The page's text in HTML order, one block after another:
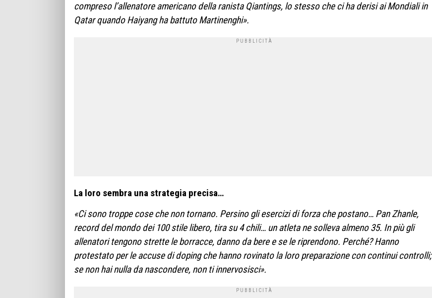
compreso l’allenatore americano della ranista Qiantings, lo stesso che ci ha derisi ai Mondiali in
Qatar quando Haiyang ha battuto Martinenghi».
La loro sembra una strategia precisa…
«Ci sono troppe cose che non tornano. Persino gli esercizi di forza che postano… Pan Zhanle,
record del mondo dei 100 stile libero, tira su 4 chili… un atleta ne solleva almeno 35. In più gli
allenatori tengono strette le borracce, danno da bere e se le riprendono. Perché? Hanno
protestato per le accuse di doping che hanno rovinato la loro preparazione con continui controlli;
se non hai nulla da nascondere, non ti innervosisci».